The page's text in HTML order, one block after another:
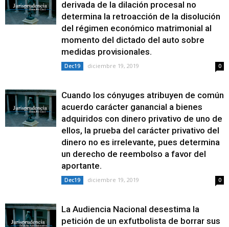
derivada de la dilación procesal no
determina la retroacción de la disolución
del régimen económico matrimonial al
momento del dictado del auto sobre
medidas provisionales.
Dec19 diciembre 19, 2019 0
Cuando los cónyuges atribuyen de común
acuerdo carácter ganancial a bienes
adquiridos con dinero privativo de uno de
ellos, la prueba del carácter privativo del
dinero no es irrelevante, pues determina
un derecho de reembolso a favor del
aportante.
Dec19 diciembre 19, 2019 0
La Audiencia Nacional desestima la
petición de un exfutbolista de borrar sus